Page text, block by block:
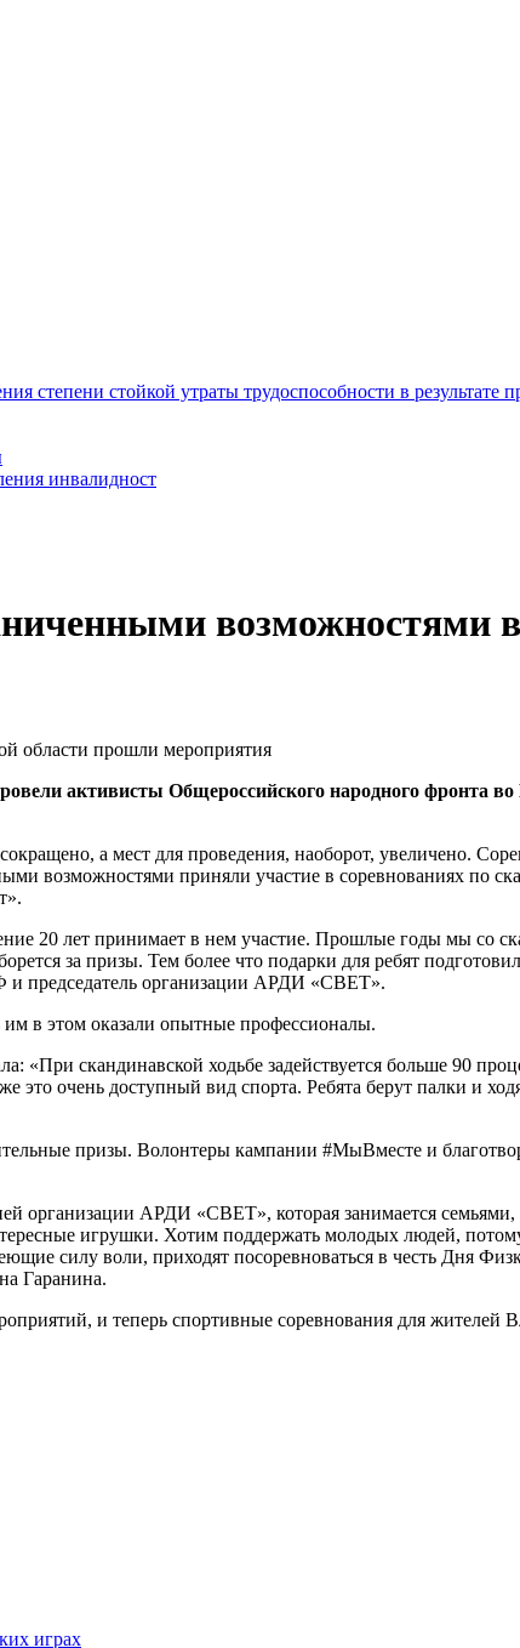
степени стойкой утраты трудоспособности в результате
инвалидност
возможностями
активисты Общероссийского народного фронта во
а мест для проведения, наоборот, увеличено.
возможностями приняли участие в соревнованиях по
20 лет принимает в нем участие. Прошлые годы мы со
за призы. Тем более что подарки для ребят
и председатель организации АРДИ «СВЕТ».
им в этом оказали опытные профессионалы.
«При скандинавской ходьбе задействуется больше 90
это очень доступный вид спорта. Ребята берут палки и
призы. Волонтеры кампании #МыВместе и
организации АРДИ «СВЕТ», которая занимается семьями,
игрушки. Хотим поддержать молодых людей,
силу воли, приходят посоревноваться в честь Дня
Гаранина.
и теперь спортивные соревнования для жителей